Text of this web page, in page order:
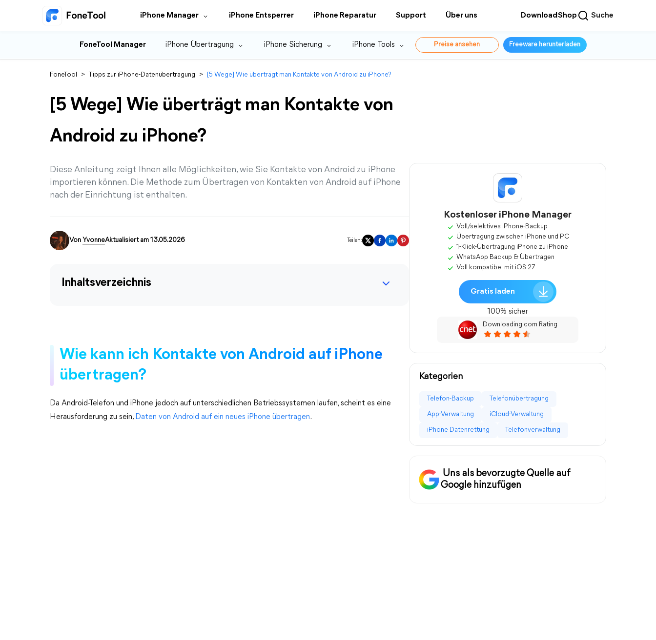
iPhone Manager iPhone Entsperrer iPhone Reparatur Support Über uns DownloadShop Suche
FoneTool Manager iPhone Übertragung iPhone Sicherung iPhone Tools Preise ansehen Freeware herunterladen
FoneTool > Tipps zur iPhone-Datenübertragung > [5 Wege] Wie überträgt man Kontakte von Android zu iPhone?
[5 Wege] Wie überträgt man Kontakte von
Android zu iPhone?
Diese Anleitung zeigt Ihnen alle Möglichkeiten, wie Sie Kontakte von Android zu iPhone
importieren können. Die Methode zum Übertragen von Kontakten von Android auf iPhone
nach der Einrichtung ist enthalten.
Von YvonneAktualisiert am 13.05.2026 Teilen:
Inhaltsverzeichnis
Wie kann ich Kontakte von Android auf iPhone
übertragen?
Da Android-Telefon und iPhone jedoch auf unterschiedlichen Betriebssystemen laufen, scheint es eine
Herausforderung zu sein, Daten von Android auf ein neues iPhone übertragen.
Kostenloser iPhone Manager
Voll/selektives iPhone-Backup
Übertragung zwischen iPhone und PC
1-Klick-Übertragung iPhone zu iPhone
WhatsApp Backup & Übertragen
Voll kompatibel mit iOS 27
Gratis laden
100% sicher
Downloading.com Rating
Kategorien
Telefon-Backup Telefonübertragung
App-Verwaltung iCloud-Verwaltung
iPhone Datenrettung Telefonverwaltung
Uns als bevorzugte Quelle auf
Google hinzufügen